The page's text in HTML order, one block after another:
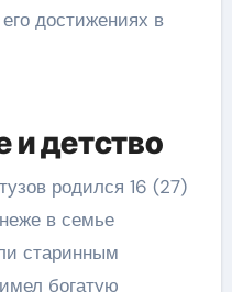
достижениях в
и детство
родился 16 (27)
в семье
старинным
богатую